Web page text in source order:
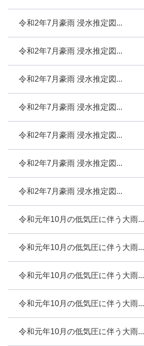
令和2年7月豪雨 浸水推定図...
令和2年7月豪雨 浸水推定図...
令和2年7月豪雨 浸水推定図...
令和2年7月豪雨 浸水推定図...
令和2年7月豪雨 浸水推定図...
令和2年7月豪雨 浸水推定図...
令和2年7月豪雨 浸水推定図...
令和元年10月の低気圧に伴う大雨...
令和元年10月の低気圧に伴う大雨...
令和元年10月の低気圧に伴う大雨...
令和元年10月の低気圧に伴う大雨...
令和元年10月の低気圧に伴う大雨...